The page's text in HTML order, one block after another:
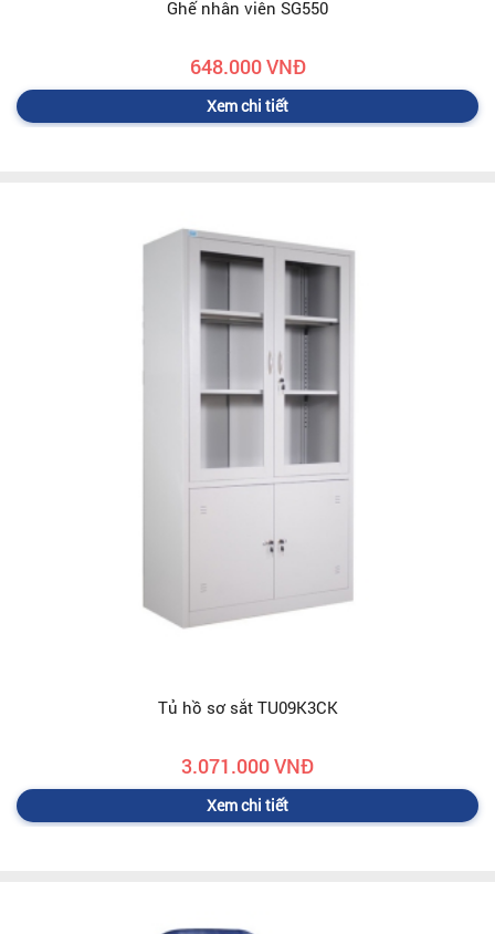
Ghế nhân viên SG550
648.000 VNĐ
Xem chi tiết
Tủ hồ sơ sắt TU09K3CK
3.071.000 VNĐ
Xem chi tiết